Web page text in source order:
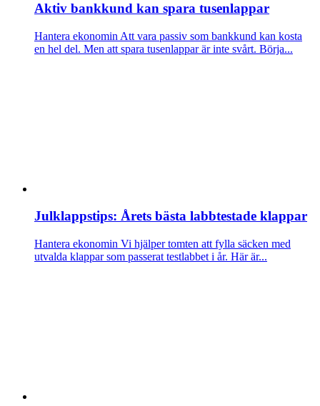
Aktiv bankkund kan spara tusenlappar
Hantera ekonomin Att vara passiv som bankkund kan kosta
en hel del. Men att spara tusenlappar är inte svårt. Börja...
Julklappstips: Årets bästa labbtestade klappar
Hantera ekonomin Vi hjälper tomten att fylla säcken med
utvalda klappar som passerat testlabbet i år. Här är...